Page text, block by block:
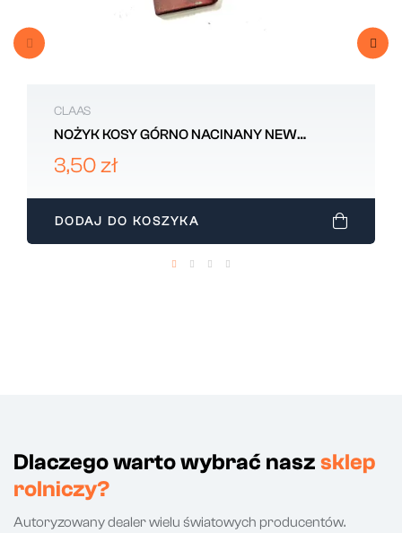
CLAAS
NOŻYK KOSY GÓRNO NACINANY NEW
HOLLAND 309197
3,50 zł
DODAJ DO KOSZYKA
Dlaczego warto wybrać nasz sklep
rolniczy?
Autoryzowany dealer wielu światowych producentów.